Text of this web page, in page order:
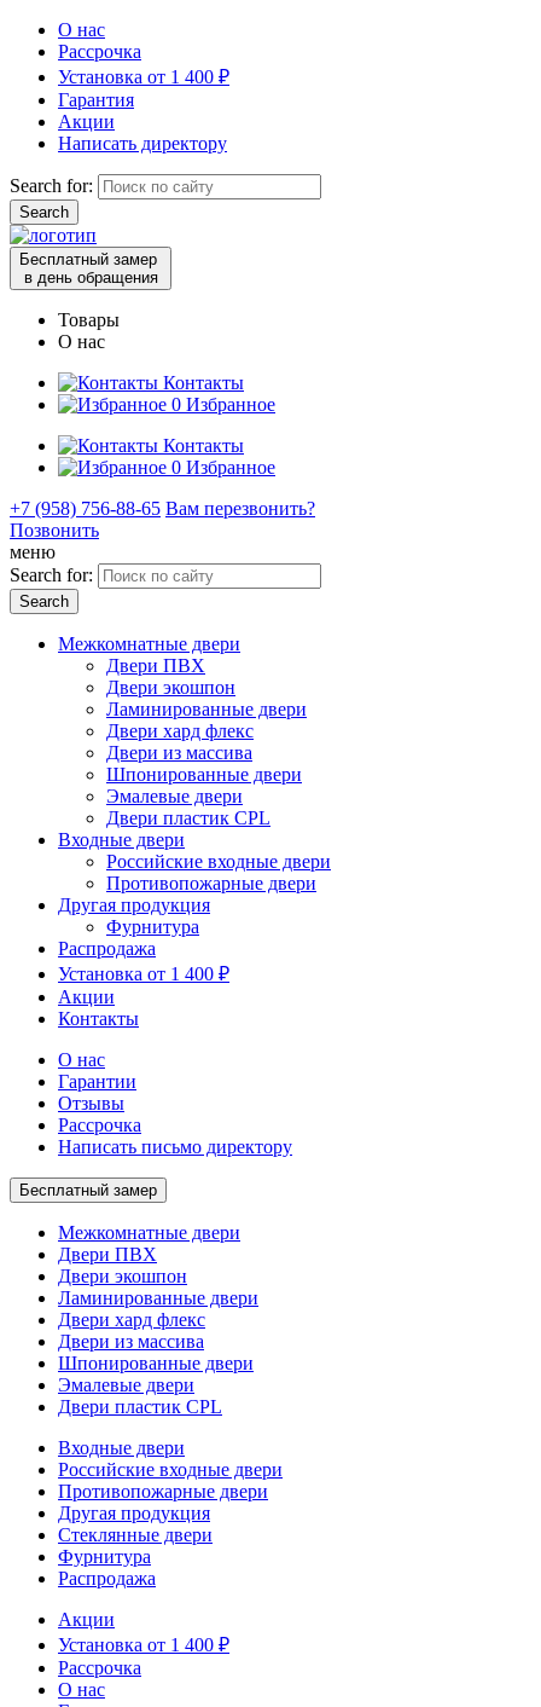
О нас
Рассрочка
Установка от 1 400 ₽
Гарантия
Акции
Написать директору
Search for:
Бесплатный замер
в день обращения
Товары
О нас
Контакты
0 Избранное
Контакты
0 Избранное
+7 (958) 756-88-65 Вам перезвонить?
Позвонить
меню
Search for:
Межкомнатные двери
Двери ПВХ
Двери экошпон
Ламинированные двери
Двери хард флекс
Двери из массива
Шпонированные двери
Эмалевые двери
Двери пластик CPL
Входные двери
Российские входные двери
Противопожарные двери
Другая продукция
Фурнитура
Распродажа
Установка от 1 400 ₽
Акции
Контакты
О нас
Гарантии
Отзывы
Рассрочка
Написать письмо директору
Бесплатный замер
Межкомнатные двери
Двери ПВХ
Двери экошпон
Ламинированные двери
Двери хард флекс
Двери из массива
Шпонированные двери
Эмалевые двери
Двери пластик CPL
Входные двери
Российские входные двери
Противопожарные двери
Другая продукция
Стеклянные двери
Фурнитура
Распродажа
Акции
Установка от 1 400 ₽
Рассрочка
О нас